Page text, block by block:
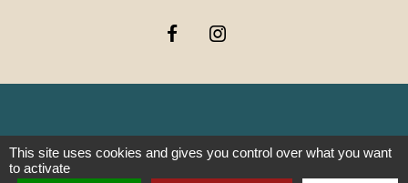
Liens
This site uses cookies and gives you control over what you want
to activate